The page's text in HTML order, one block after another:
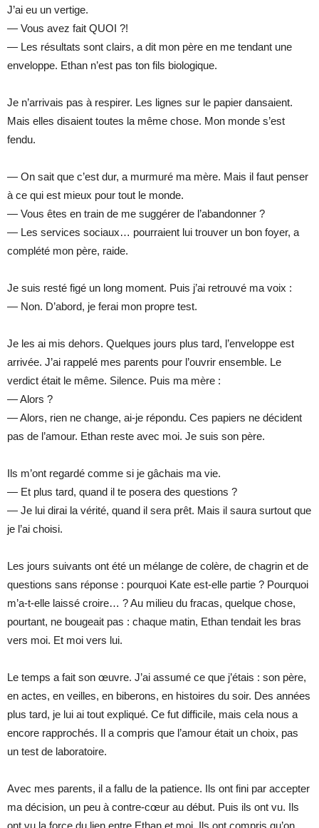
J’ai eu un vertige.
— Vous avez fait QUOI ?!
— Les résultats sont clairs, a dit mon père en me tendant une
enveloppe. Ethan n’est pas ton fils biologique.
Je n’arrivais pas à respirer. Les lignes sur le papier dansaient.
Mais elles disaient toutes la même chose. Mon monde s’est
fendu.
— On sait que c’est dur, a murmuré ma mère. Mais il faut penser
à ce qui est mieux pour tout le monde.
— Vous êtes en train de me suggérer de l’abandonner ?
— Les services sociaux… pourraient lui trouver un bon foyer, a
complété mon père, raide.
Je suis resté figé un long moment. Puis j’ai retrouvé ma voix :
— Non. D’abord, je ferai mon propre test.
Je les ai mis dehors. Quelques jours plus tard, l’enveloppe est
arrivée. J’ai rappelé mes parents pour l’ouvrir ensemble. Le
verdict était le même. Silence. Puis ma mère :
— Alors ?
— Alors, rien ne change, ai-je répondu. Ces papiers ne décident
pas de l’amour. Ethan reste avec moi. Je suis son père.
Ils m’ont regardé comme si je gâchais ma vie.
— Et plus tard, quand il te posera des questions ?
— Je lui dirai la vérité, quand il sera prêt. Mais il saura surtout que
je l’ai choisi.
Les jours suivants ont été un mélange de colère, de chagrin et de
questions sans réponse : pourquoi Kate est-elle partie ? Pourquoi
m’a-t-elle laissé croire… ? Au milieu du fracas, quelque chose,
pourtant, ne bougeait pas : chaque matin, Ethan tendait les bras
vers moi. Et moi vers lui.
Le temps a fait son œuvre. J’ai assumé ce que j’étais : son père,
en actes, en veilles, en biberons, en histoires du soir. Des années
plus tard, je lui ai tout expliqué. Ce fut difficile, mais cela nous a
encore rapprochés. Il a compris que l’amour était un choix, pas
un test de laboratoire.
Avec mes parents, il a fallu de la patience. Ils ont fini par accepter
ma décision, un peu à contre-cœur au début. Puis ils ont vu. Ils
ont vu la force du lien entre Ethan et moi. Ils ont compris qu’on